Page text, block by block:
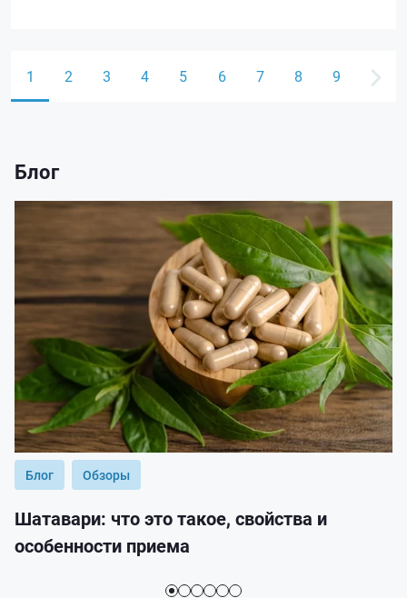
1 2 3 4 5 6 7 8 9
Блог
Блог Обзоры
Шатавари: что это такое, свойства и
особенности приема